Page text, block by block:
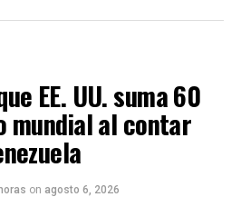
EE. UU. suma 60
mundial al contar
on agosto 6, 2026